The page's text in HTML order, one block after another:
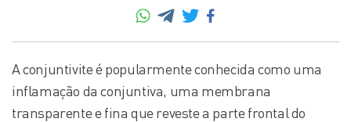
A conjuntivite é popularmente conhecida como uma
inflamação da conjuntiva, uma membrana
transparente e fina que reveste a parte frontal do